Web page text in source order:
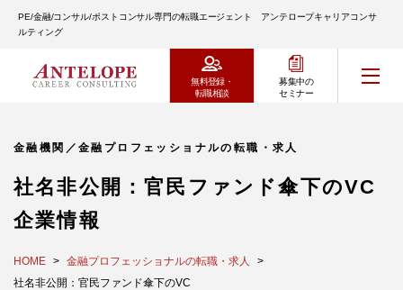
PE/金融/コンサル/ポストコンサル専門の転職エージェント アンテロープキャリアコンサ
ルティング
無料登録・
転職相談
募集中の
セミナー
金融機関／金融プロフェッショナルの転職・求人
社名非公開：官民ファンド傘下のVC
企業情報
HOME
金融プロフェッショナルの転職・求人
社名非公開：官民ファンド傘下のVC